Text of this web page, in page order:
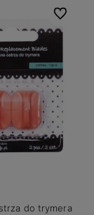
do trymera
Do